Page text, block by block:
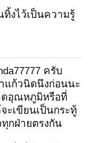
งไว้เป็นความรู้
ครับ
แก้วนิดนึงก่อนนะ
ดอุณหภูมิหรือที่
จะเขียนเป็นกระทู้
ทุกฝ่ายตรงกัน